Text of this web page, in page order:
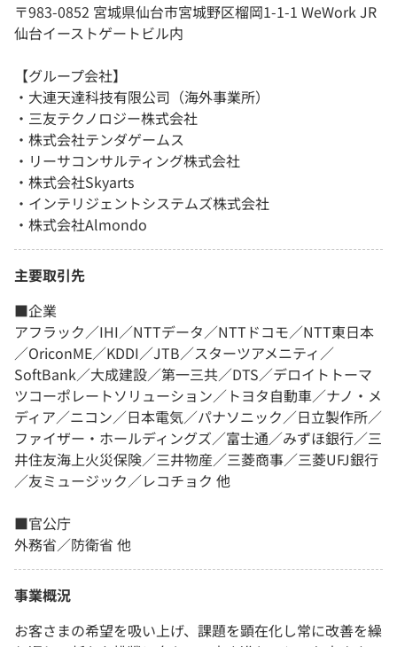
〒983-0852 宮城県仙台市宮城野区榴岡1-1-1 WeWork JR
仙台イーストゲートビル内
【グループ会社】
・大連天達科技有限公司（海外事業所）
・三友テクノロジー株式会社
・株式会社テンダゲームス
・リーサコンサルティング株式会社
・株式会社Skyarts
・インテリジェントシステムズ株式会社
・株式会社Almondo
主要取引先
■企業
アフラック／IHI／NTTデータ／NTTドコモ／NTT東日本
／OriconME／KDDI／JTB／スターツアメニティ／
SoftBank／大成建設／第一三共／DTS／デロイトトーマ
ツコーポレートソリューション／トヨタ自動車／ナノ・メ
ディア／ニコン／日本電気／パナソニック／日立製作所／
ファイザー・ホールディングズ／富士通／みずほ銀行／三
井住友海上火災保険／三井物産／三菱商事／三菱UFJ銀行
／友ミュージック／レコチョク 他
■官公庁
外務省／防衛省 他
事業概況
お客さまの希望を吸い上げ、課題を顕在化し常に改善を繰